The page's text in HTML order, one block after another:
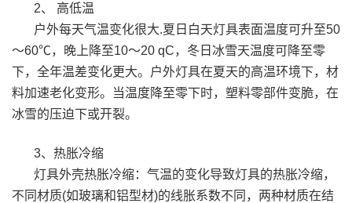
2、 高低温
户外每天气温变化很大.夏日白天灯具表面温度可升至50
～60℃，晚上降至10～20 qC，冬日冰雪天温度可降至零
下，全年温差变化更大。户外灯具在夏天的高温环境下，材
料加速老化变形。当温度降至零下时，塑料零部件变脆，在
冰雪的压迫下或开裂。
3、热胀冷缩
灯具外壳热胀冷缩：气温的变化导致灯具的热胀冷缩，
不同材质(如玻璃和铝型材)的线胀系数不同，两种材质在结